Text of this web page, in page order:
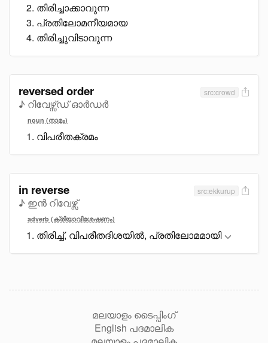
തിരിച്ചാക്കാവുന്ന
പ്രതിലോമനീയമായ
തിരിച്ചുവിടാവുന്ന
reversed order
♪ റിവേഴ്സ്ഡ് ഓർഡർ
src:crowd
noun (നാമം)
വിപരീതക്രമം
in reverse
♪ ഇൻ റിവേഴ്സ്
src:ekkurup
adverb (ക്രിയാവിശേഷണം)
തിരിച്ച്, വിപരീതദിശയിൽ, പ്രതിലോമമായി
മലയാളം ടൈപ്പിംഗ്
English പദമാലിക